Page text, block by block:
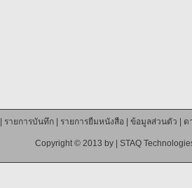
รายการบันทึก| รายการยืมหนังสือ ข้อมูลส่วนตัว ด
Copyright © 2013 by | STAQ